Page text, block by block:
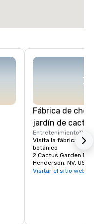
Fábrica de
jardín de cactus
Entretenimiento 8 mi
Visita la fábrica de
botánico
2 Cactus Garden Dr.
Henderson, NV, US
Visitar el sitio web